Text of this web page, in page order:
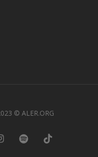
© ALER.ORG